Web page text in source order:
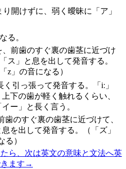
り開けずに、弱く曖昧に「ア」
る。
、前歯のすぐ裏の歯茎に近づけ
ス」と息を出して発音する。
z」の音になる）
く引っ張って発音する。「iː」
下の歯が軽く触れるくらい、
ー」と長く言う。
歯のすぐ裏の歯茎に近づけて、
を出して発音する。（「ズ」
る）
ら、次は英文の意味と文法へ英
ます →